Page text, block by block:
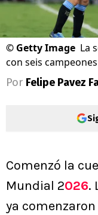
© Getty Image La
con seis
Por Felipe Pavez
Comenzó la
Mundial 2026.
ya